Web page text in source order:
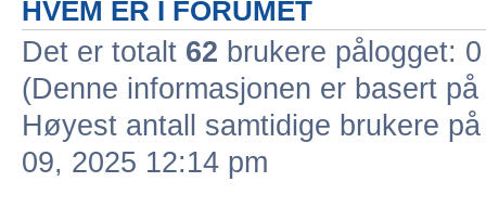
HVEM ER I FORUMET
Det er totalt 62 brukere pålogget:
(Denne informasjonen er basert
Høyest antall samtidige brukere
09, 2025 12:14 pm